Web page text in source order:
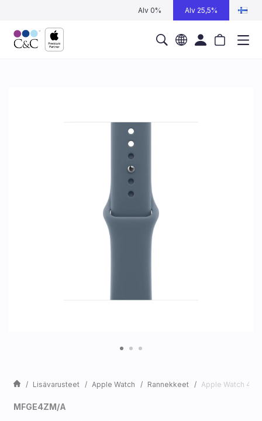
Alv 0% Alv 25,5%
Lisävarusteet Apple Watch Rannekkeet Apple Watch
MFGE4ZM/A